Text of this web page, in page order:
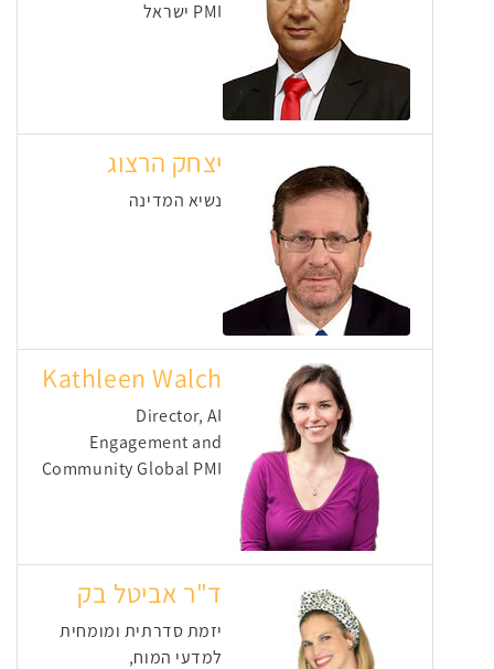
PMI ישראל
יצחק הרצוג
נשיא המדינה
Kathleen Walch
Director, AI
Engagement and
Community Global PMI
ד"ר אביטל בק
יזמת סדרתית ומומחית
למדעי המוח,